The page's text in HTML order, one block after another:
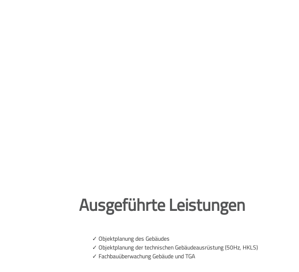
Ausgeführte Leistungen
Objektplanung des Gebäudes
Objektplanung der technischen Gebäudeausrüstung (50Hz, HKLS)
Fachbauüberwachung Gebäude und TGA